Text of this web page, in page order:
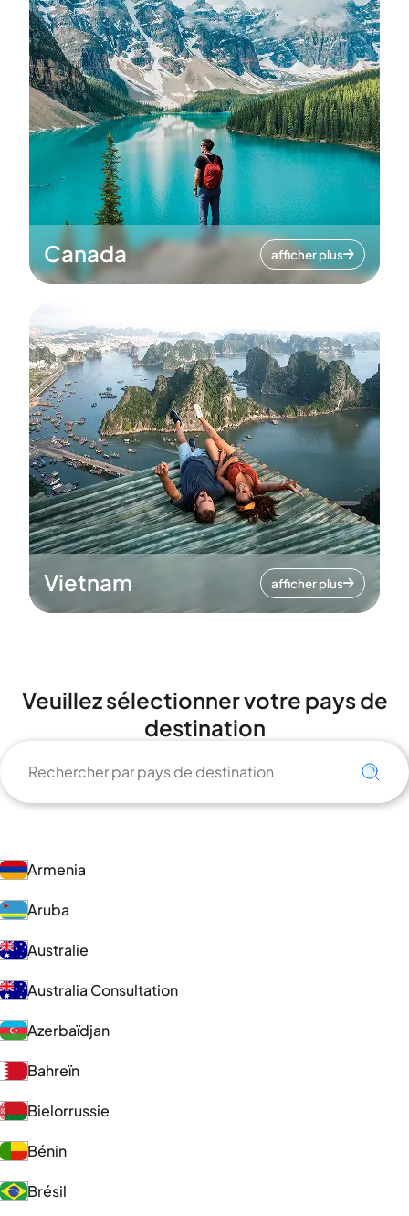
Canada afficher plus
Vietnam afficher plus
Veuillez sélectionner votre pays de
destination
Armenia
Aruba
Australie
Australia Consultation
Azerbaïdjan
Bahreïn
Bielorrussie
Bénin
Brésil